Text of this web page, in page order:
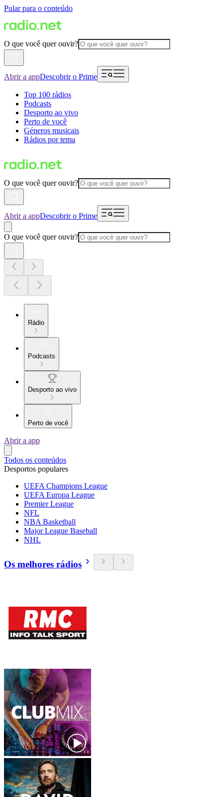
Pular para o conteúdo
O que você quer ouvir?
Abrir a appDescobrir o Prime
Top 100 rádios
Podcasts
Desporto ao vivo
Perto de você
Géneros musicais
Rádios por tema
O que você quer ouvir?
Abrir a appDescobrir o Prime
O que você quer ouvir?
Rádio
Podcasts
Desporto ao vivo
Perto de você
Abrir a app
Todos os conteúdos
Desportos populares
UEFA Champions League
UEFA Europa League
Premier League
NFL
NBA Basketball
Major League Baseball
NHL
Os melhores rádios